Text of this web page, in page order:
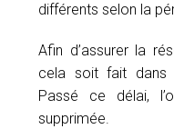
différents selon la
Afin d’assurer la
cela soit fait dans
Passé ce délai,
supprimée.